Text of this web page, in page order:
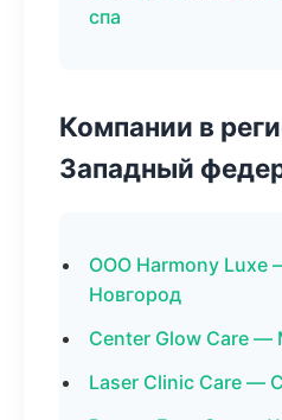
спа
Компании в
Западный
ООО Harmony Luxe
Новгород
Center Glow Care —
Laser Clinic Care —